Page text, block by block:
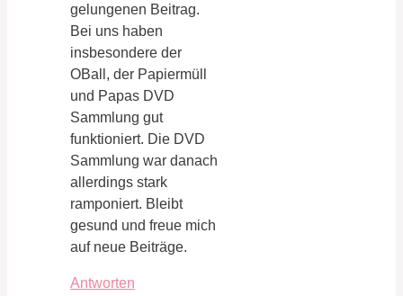
gelungenen Beitrag.
Bei uns haben
insbesondere der
OBall, der Papiermüll
und Papas DVD
Sammlung gut
funktioniert. Die DVD
Sammlung war danach
allerdings stark
ramponiert. Bleibt
gesund und freue mich
auf neue Beiträge.
Antworten